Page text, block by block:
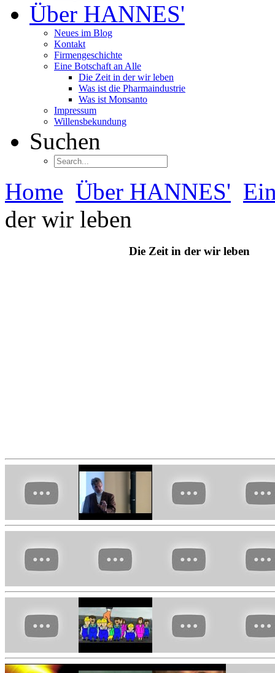
Über HANNES'
Neues im Blog
Kontakt
Firmengeschichte
Eine Botschaft an Alle
Die Zeit in der wir leben
Was ist die Pharmaindustrie
Was ist Monsanto
Impressum
Willensbekundung
Suchen
Home Über HANNES'
der wir leben
Die Zeit in der wir leben